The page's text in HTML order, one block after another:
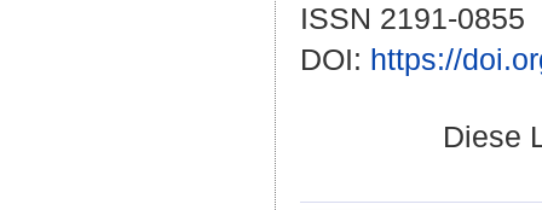
ISSN 2191-0855
DOI: https://
Diese